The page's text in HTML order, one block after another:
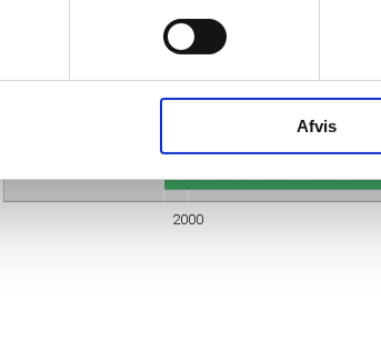
Afvis
Virksomhedsform
2000
Uoplyst
Enkeltmandsvirksomhed